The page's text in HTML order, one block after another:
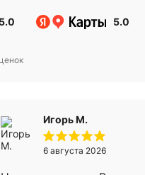
5.0 5.0
Игорь М.
6 августа 2026